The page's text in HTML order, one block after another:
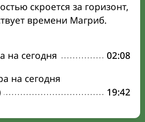
скроется за горизонт,
времени Магриб.
на сегодня
02:08
на сегодня
19:42